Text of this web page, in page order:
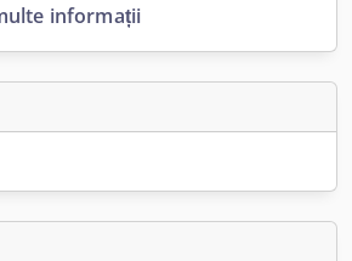
informații